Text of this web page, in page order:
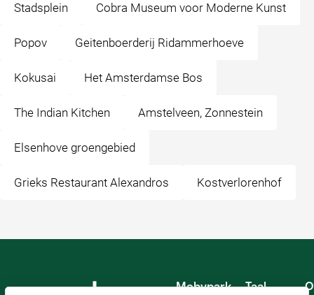
Stadsplein Cobra Museum voor Moderne Kunst
Popov Geitenboerderij Ridammerhoeve
Kokusai Het Amsterdamse Bos
The Indian Kitchen Amstelveen, Zonnestein
Elsenhove groengebied
Grieks Restaurant Alexandros Kostverlorenhof
Mobypark
Taal